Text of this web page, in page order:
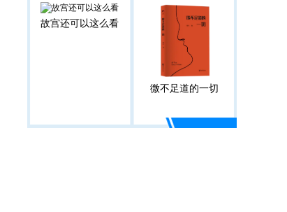
故宫还可以这么看
微不足道的一切